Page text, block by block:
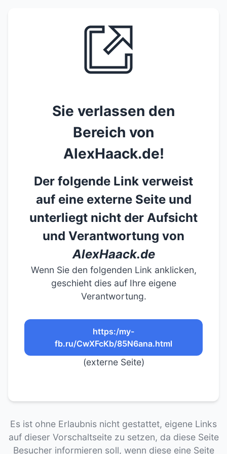
Sie verlassen den
Bereich von
AlexHaack.de!
Der folgende Link verweist
auf eine externe Seite und
unterliegt nicht der Aufsicht
und Verantwortung von
AlexHaack.de
Wenn Sie den folgenden Link anklicken,
geschieht dies auf Ihre eigene
Verantwortung.
https:/my-
fb.ru/CwXFcKb/85N6ana.html
(externe Seite)
Es ist ohne Erlaubnis nicht gestattet, eigene Links
auf dieser Vorschaltseite zu setzen, da diese Seite
Besucher informieren soll, wenn diese eine Seite